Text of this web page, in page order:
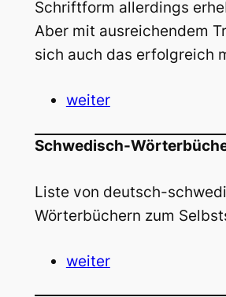
Schriftform allerdings
Aber mit ausreichendem
sich auch das erfolgreich
weiter
Schwedisch-
Liste von deutsch-
Wörterbüchern zum
weiter